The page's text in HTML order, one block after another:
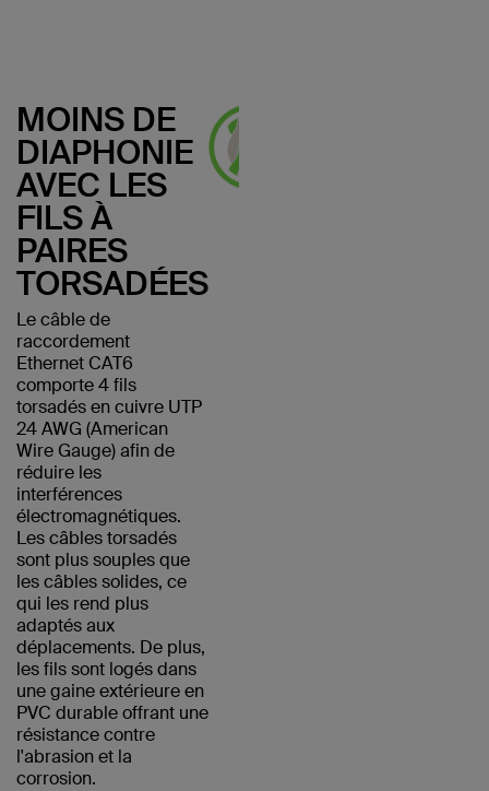
MOINS DE
DIAPHONIE
AVEC LES
FILS À
PAIRES
TORSADÉES
Le câble de
raccordement
Ethernet CAT6
comporte 4 fils
torsadés en cuivre UTP
24 AWG (American
Wire Gauge) afin de
réduire les
interférences
électromagnétiques.
Les câbles torsadés
sont plus souples que
les câbles solides, ce
qui les rend plus
adaptés aux
déplacements. De plus,
les fils sont logés dans
une gaine extérieure en
PVC durable offrant une
résistance contre
l'abrasion et la
corrosion.